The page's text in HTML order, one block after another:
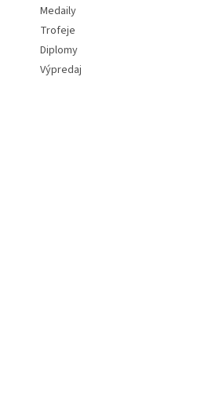
Medaily
Trofeje
Diplomy
Výpredaj